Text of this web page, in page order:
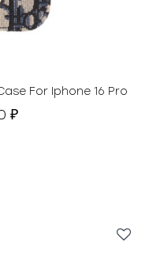
For Iphone 16 Pro
₽